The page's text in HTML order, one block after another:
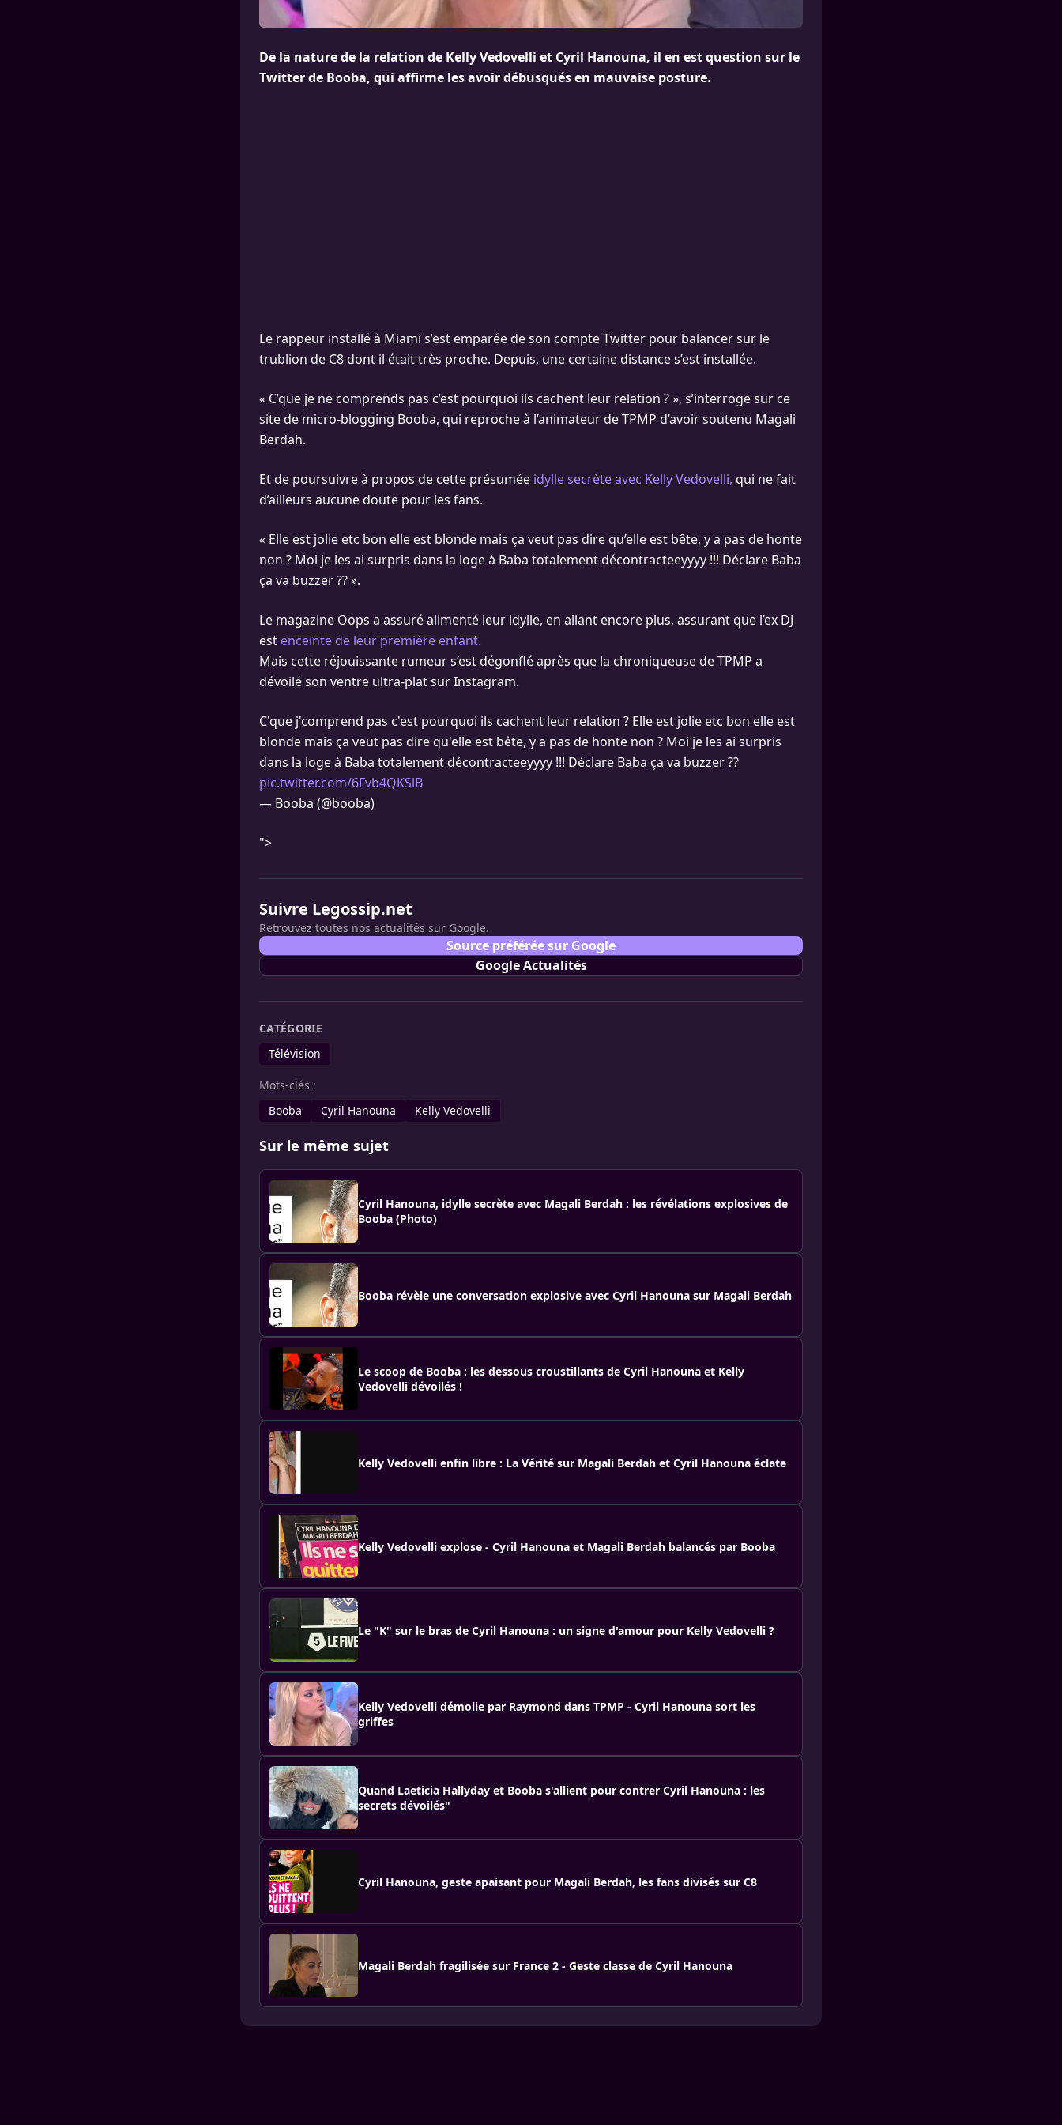
De la nature de la relation de Kelly Vedovelli et Cyril Hanouna, il en est question sur le
Twitter de Booba, qui affirme les avoir débusqués en mauvaise posture.
Le rappeur installé à Miami s’est emparée de son compte Twitter pour balancer sur le
trublion de C8 dont il était très proche. Depuis, une certaine distance s’est installée.
« C’que je ne comprends pas c’est pourquoi ils cachent leur relation ? », s’interroge sur ce
site de micro-blogging Booba, qui reproche à l’animateur de TPMP d’avoir soutenu Magali
Berdah.
Et de poursuivre à propos de cette présumée idylle secrète avec Kelly Vedovelli, qui ne fait
d’ailleurs aucune doute pour les fans.
« Elle est jolie etc bon elle est blonde mais ça veut pas dire qu’elle est bête, y a pas de honte
non ? Moi je les ai surpris dans la loge à Baba totalement décontracteeyyyy !!! Déclare Baba
ça va buzzer ?? ».
Le magazine Oops a assuré alimenté leur idylle, en allant encore plus, assurant que l’ex DJ
est enceinte de leur première enfant.
Mais cette réjouissante rumeur s’est dégonflé après que la chroniqueuse de TPMP a
dévoilé son ventre ultra-plat sur Instagram.
C'que j'comprend pas c'est pourquoi ils cachent leur relation ? Elle est jolie etc bon elle est
blonde mais ça veut pas dire qu'elle est bête, y a pas de honte non ? Moi je les ai surpris
dans la loge à Baba totalement décontracteeyyyy !!! Déclare Baba ça va buzzer ??
pic.twitter.com/6Fvb4QKSlB
— Booba (@booba)
">
Suivre Legossip.net
Retrouvez toutes nos actualités sur Google.
Source préférée sur Google
Google Actualités
CATÉGORIE
Télévision
Mots-clés :
Booba
Cyril Hanouna Kelly Vedovelli
Sur le même sujet
Cyril Hanouna, idylle secrète avec Magali Berdah : les révélations explosives de
Booba (Photo)
Booba révèle une conversation explosive avec Cyril Hanouna sur Magali Berdah
Le scoop de Booba : les dessous croustillants de Cyril Hanouna et Kelly
Vedovelli dévoilés !
Kelly Vedovelli enfin libre : La Vérité sur Magali Berdah et Cyril Hanouna éclate
Kelly Vedovelli explose - Cyril Hanouna et Magali Berdah balancés par Booba
Le "K" sur le bras de Cyril Hanouna : un signe d'amour pour Kelly Vedovelli ?
Kelly Vedovelli démolie par Raymond dans TPMP - Cyril Hanouna sort les
griffes
Quand Laeticia Hallyday et Booba s'allient pour contrer Cyril Hanouna : les
secrets dévoilés"
Cyril Hanouna, geste apaisant pour Magali Berdah, les fans divisés sur C8
Magali Berdah fragilisée sur France 2 - Geste classe de Cyril Hanouna